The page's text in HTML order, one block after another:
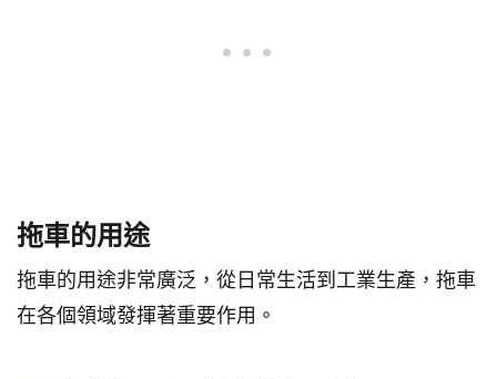
拖車的用途
拖車的用途非常廣泛，從日常生活到工業生產，拖車
在各個領域發揮著重要作用。